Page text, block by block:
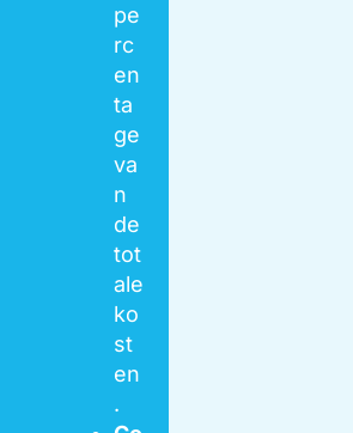
pe
rc
en
ta
ge
va
n
de
tot
ale
ko
st
en
.